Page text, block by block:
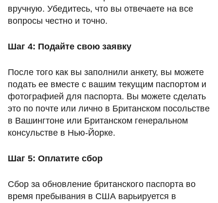
вручную. Убедитесь, что вы отвечаете на все
вопросы честно и точно.
Шаг 4: Подайте свою заявку
После того как вы заполнили анкету, вы можете
подать ее вместе с вашим текущим паспортом и
фотографией для паспорта. Вы можете сделать
это по почте или лично в Британском посольстве
в Вашингтоне или Британском генеральном
консульстве в Нью-Йорке.
Шаг 5: Оплатите сбор
Сбор за обновление британского паспорта во
время пребывания в США варьируется в